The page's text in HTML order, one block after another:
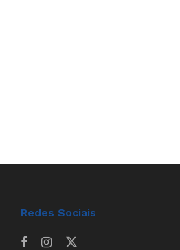
Redes Sociais